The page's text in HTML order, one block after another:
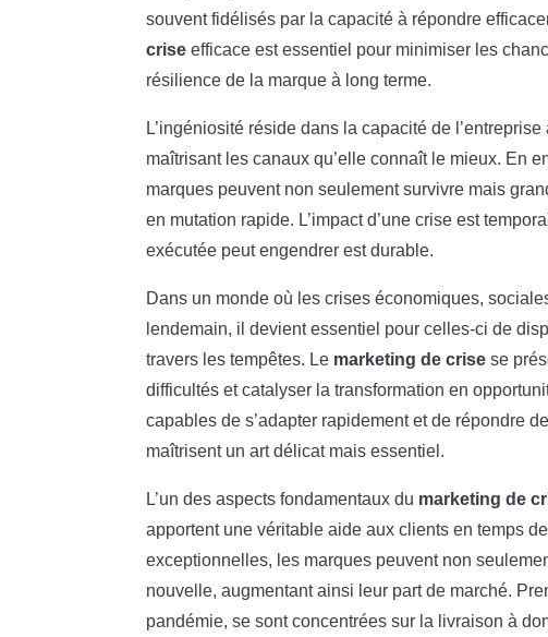
souvent fidélisés par la capacité à répondre
crise efficace est essentiel pour minimiser les
résilience de la marque à long terme.
L’ingéniosité réside dans la capacité de
maîtrisant les canaux qu’elle connaît le mieux. En
marques peuvent non seulement survivre mais
en mutation rapide. L’impact d’une crise est
exécutée peut engendrer est durable.
Dans un monde où les crises économiques,
lendemain, il devient essentiel pour celles-ci de
travers les tempêtes. Le marketing de crise se
difficultés et catalyser la transformation en
capables de s’adapter rapidement et de répondre
maîtrisent un art délicat mais essentiel.
L’un des aspects fondamentaux du marketing de
apportent une véritable aide aux clients en temps
exceptionnelles, les marques peuvent non
nouvelle, augmentant ainsi leur part de marché.
pandémie, se sont concentrées sur la livraison à